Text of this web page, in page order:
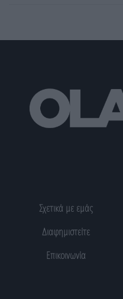
Σχετικά με εμάς
Διαφημιστείτε
Επικοινωνία